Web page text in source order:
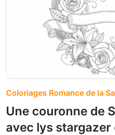
Coloriages Romance de la
Une couronne de
avec lys